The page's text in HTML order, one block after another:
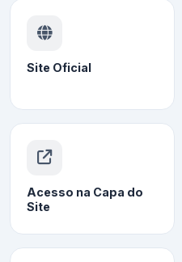
Site Oficial
Acesso na Capa do
Site